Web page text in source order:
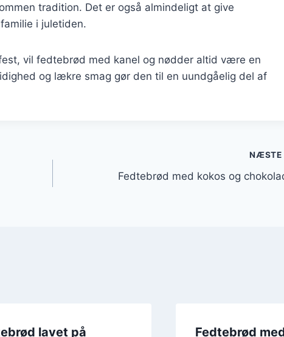
tradition. Det er også almindeligt at give
i juletiden.
vil fedtebrød med kanel og nødder altid være en
og lækre smag gør den til en uundgåelig del af
NÆSTE
Fedtebrød med kokos og
lavet på Fedtebrød